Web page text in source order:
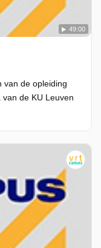
49:00
van de opleiding
de KU Leuven